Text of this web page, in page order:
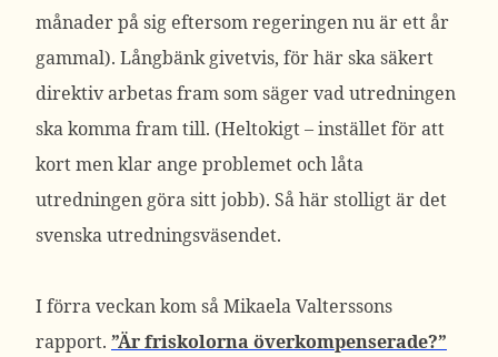
månader på sig eftersom regeringen nu är ett år
gammal). Långbänk givetvis, för här ska säkert
direktiv arbetas fram som säger vad utredningen
ska komma fram till. (Heltokigt – instället för att
kort men klar ange problemet och låta
utredningen göra sitt jobb). Så här stolligt är det
svenska utredningsväsendet.
I förra veckan kom så Mikaela Valterssons
rapport. ”Är friskolorna överkompenserade?”